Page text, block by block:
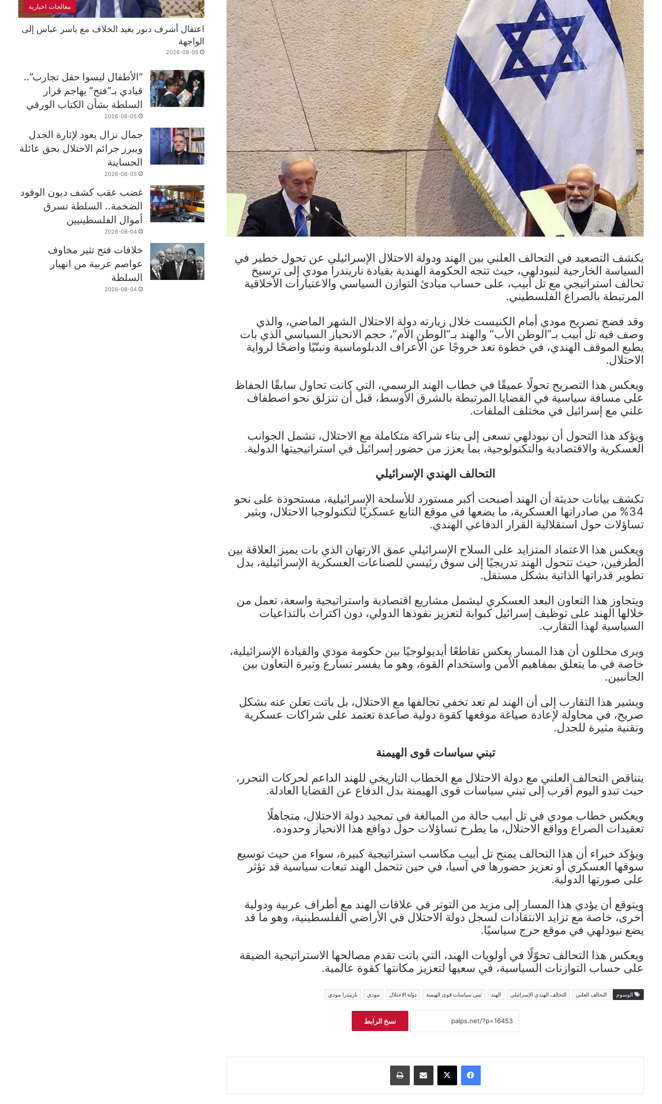
يكشف التصعيد في التحالف العلني بين الهند ودولة الاحتلال الإسرائيلي عن تحول خطير في
السياسة الخارجية لنيودلهي، حيث تتجه الحكومة الهندية بقيادة ناريندرا مودي إلى ترسيخ
تحالف استراتيجي مع تل أبيب، على حساب مبادئ التوازن السياسي والاعتبارات الأخلاقية
المرتبطة بالصراع الفلسطيني.
وقد فضح تصريح مودي أمام الكنيست خلال زيارته دولة الاحتلال الشهر الماضي، والذي
وصف فيه تل أبيب بـ”الوطن الأب” والهند بـ”الوطن الأم”، حجم الانحياز السياسي الذي بات
يطبع الموقف الهندي، في خطوة تعد خروجًا عن الأعراف الدبلوماسية وتبنّيًا واضحًا لرواية
الاحتلال.
ويعكس هذا التصريح تحولًا عميقًا في خطاب الهند الرسمي، التي كانت تحاول سابقًا الحفاظ
على مسافة سياسية في القضايا المرتبطة بالشرق الأوسط، قبل أن تنزلق نحو اصطفاف
علني مع إسرائيل في مختلف الملفات.
ويؤكد هذا التحول أن نيودلهي تسعى إلى بناء شراكة متكاملة مع الاحتلال، تشمل الجوانب
العسكرية والاقتصادية والتكنولوجية، بما يعزز من حضور إسرائيل في استراتيجيتها الدولية.
التحالف الهندي الإسرائيلي
تكشف بيانات حديثة أن الهند أصبحت أكبر مستورد للأسلحة الإسرائيلية، مستحوذة على نحو
34% من صادراتها العسكرية، ما يضعها في موقع التابع عسكريًا لتكنولوجيا الاحتلال، ويثير
تساؤلات حول استقلالية القرار الدفاعي الهندي.
ويعكس هذا الاعتماد المتزايد على السلاح الإسرائيلي عمق الارتهان الذي بات يميز العلاقة بين
الطرفين، حيث تتحول الهند تدريجيًا إلى سوق رئيسي للصناعات العسكرية الإسرائيلية، بدل
تطوير قدراتها الذاتية بشكل مستقل.
ويتجاوز هذا التعاون البعد العسكري ليشمل مشاريع اقتصادية واستراتيجية واسعة، تعمل من
خلالها الهند على توظيف إسرائيل كبوابة لتعزيز نفوذها الدولي، دون اكتراث بالتداعيات
السياسية لهذا التقارب.
ويرى محللون أن هذا المسار يعكس تقاطعًا أيديولوجيًا بين حكومة مودي والقيادة الإسرائيلية،
خاصة في ما يتعلق بمفاهيم الأمن واستخدام القوة، وهو ما يفسر تسارع وتيرة التعاون بين
الجانبين.
ويشير هذا التقارب إلى أن الهند لم تعد تخفي تحالفها مع الاحتلال، بل باتت تعلن عنه بشكل
صريح، في محاولة لإعادة صياغة موقعها كقوة دولية صاعدة تعتمد على شراكات عسكرية
وتقنية مثيرة للجدل.
تبني سياسات قوى الهيمنة
يتناقض التحالف العلني مع دولة الاحتلال مع الخطاب التاريخي للهند الداعم لحركات التحرر،
حيث تبدو اليوم أقرب إلى تبني سياسات قوى الهيمنة بدل الدفاع عن القضايا العادلة.
ويعكس خطاب مودي في تل أبيب حالة من المبالغة في تمجيد دولة الاحتلال، متجاهلًا
تعقيدات الصراع وواقع الاحتلال، ما يطرح تساؤلات حول دوافع هذا الانحياز وحدوده.
ويؤكد خبراء أن هذا التحالف يمنح تل أبيب مكاسب استراتيجية كبيرة، سواء من حيث توسيع
سوقها العسكري أو تعزيز حضورها في آسيا، في حين تتحمل الهند تبعات سياسية قد تؤثر
على صورتها الدولية.
ويتوقع أن يؤدي هذا المسار إلى مزيد من التوتر في علاقات الهند مع أطراف عربية ودولية
أخرى، خاصة مع تزايد الانتقادات لسجل دولة الاحتلال في الأراضي الفلسطينية، وهو ما قد
يضع نيودلهي في موقع حرج سياسيًا.
ويعكس هذا التحالف تحوّلًا في أولويات الهند، التي باتت تقدم مصالحها الاستراتيجية الضيقة
على حساب التوازنات السياسية، في سعيها لتعزيز مكانتها كقوة عالمية.
الوسوم التحالف العلني التحالف الهندي الإسرائيلي الهند تبني سياسات قوى الهيمنة دولة الاحتلال مودي ناريندرا مودي
نسخ الرابط
فيسبوك ‫X مشاركة عبر البريد طباعة
معالجات اخبارية
اعتقال أشرف دبور يعيد الخلاف مع ياسر عباس إلى
الواجهة
2026-08-05
“الأطفال ليسوا حقل تجارب”..
قيادي بـ”فتح” يهاجم قرار
السلطة بشأن الكتاب الورقي
2026-08-05
جمال نزال يعود لإثارة الجدل
ويبرر جرائم الاحتلال بحق عائلة
الحساينة
2026-08-05
غضب عقب كشف ديون الوقود
الضخمة.. السلطة تسرق
أموال الفلسطينيين
2026-08-04
خلافات فتح تثير مخاوف
عواصم عربية من انهيار
السلطة
2026-08-04